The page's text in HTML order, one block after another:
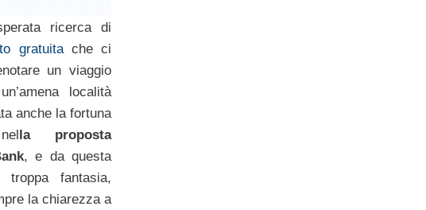
ricerca di
gratuitache ci
un viaggio
località
anche la fortuna
la proposta
, e da questa
troppa fantasia,
la chiarezza a